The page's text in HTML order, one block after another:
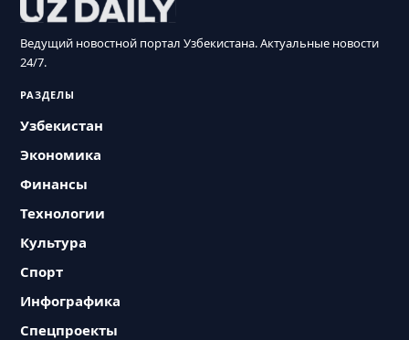
Ведущий новостной портал Узбекистана. Актуальные новости
24/7.
РАЗДЕЛЫ
Узбекистан
Экономика
Финансы
Технологии
Культура
Спорт
Инфографика
Спецпроекты